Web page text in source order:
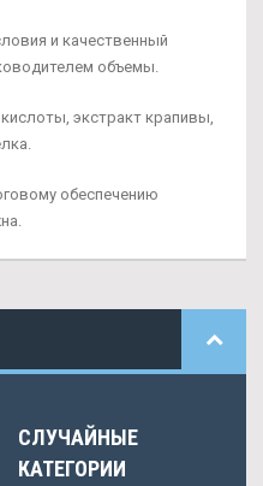
и качественный
объемы.
экстракт крапивы,
обеспечению
СЛУЧАЙНЫЕ
КАТЕГОРИИ